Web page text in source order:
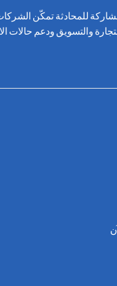
للمحادثة تمكّن
والتسويق ودعم حالات